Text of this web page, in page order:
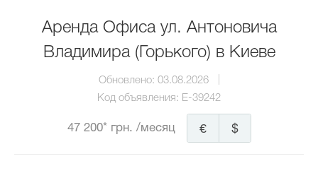
Аренда Офиса ул. Антоновича
Владимира (Горького) в Киеве
Обновлено: 03.08.2026
Код объявления: E-39242
47 200* грн. /месяц $
€